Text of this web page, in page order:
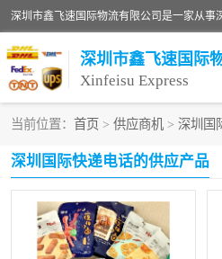
深圳市鑫飞速国际
Xinfeisu Express
当前位置： 首页 > 供应商机 > 深圳国
深圳国际快递电话的供应产品
联邦快递
俄罗斯快递
深圳DHL国际快递